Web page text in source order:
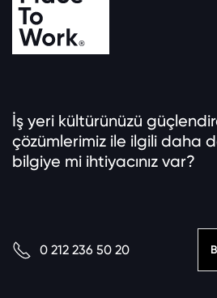
İş yeri kültürünüzü
çözümlerimiz ile ilgili daha
bilgiye mi ihtiyacınız var?
0 212 236 50 20